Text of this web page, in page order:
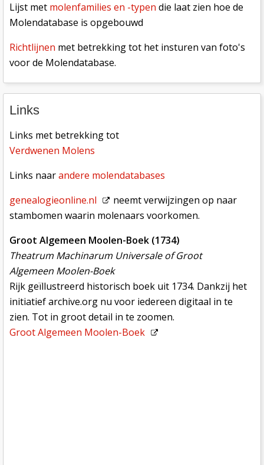
Lijst met molenfamilies en -typen die laat zien hoe de
Molendatabase is opgebouwd
Richtlijnen met betrekking tot het insturen van foto's
voor de Molendatabase.
Links
Links met betrekking tot
Verdwenen Molens
Links naarandere molendatabases
genealogieonline.nl
neemt verwijzingen op naar
stambomen waarin molenaars voorkomen.
Groot Algemeen Moolen-Boek (1734)
Theatrum Machinarum Universale of Groot
Algemeen Moolen-Boek
Rijk geïllustreerd historisch boek uit 1734. Dankzij het
initiatief archive.org nu voor iedereen digitaal in te
zien. Tot in groot detail in te zoomen.
Groot Algemeen Moolen-Boek